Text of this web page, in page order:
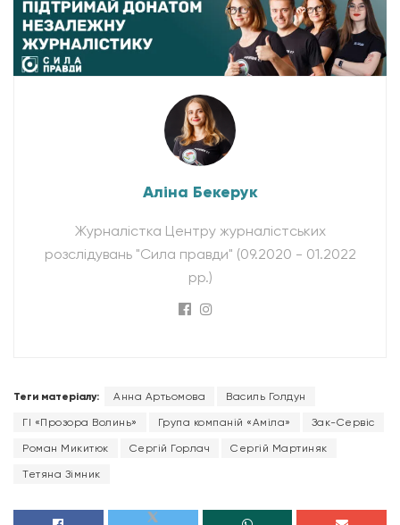
Аліна Бекерук
Журналістка Центру журналістських
розслідувань "Сила правди" (09.2020 - 01.2022
рр.)
Теги матеріалу: Анна Артьомова Василь Голдун
ГІ «Прозора Волинь» Група компаній «Аміла» Зак-Сервіс
Роман Микитюк Сергій Горлач Сергій Мартиняк
Тетяна Зімник